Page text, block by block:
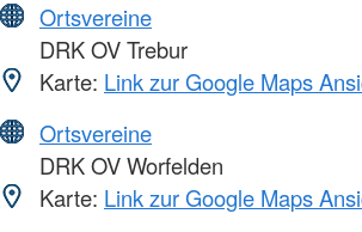
Ortsvereine
DRK OV Trebur
Karte: Link zur Google Maps
Ortsvereine
DRK OV Worfelden
Karte: Link zur Google Maps